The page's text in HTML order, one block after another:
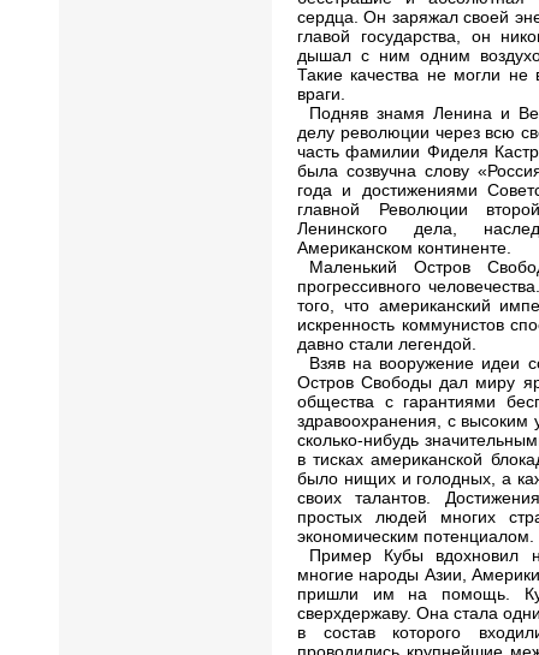
сердца. Он заряжал своей
главой государства, он
дышал с ним одним
Такие качества не могли
враги.
Подняв знамя Ленина и
делу революции через всю
часть фамилии Фиделя
была созвучна слову
года и достижениями
главной Революции
Ленинского дела,
Американском континенте.
Маленький Остров
прогрессивного
того, что американский
искренность коммунистов
давно стали легендой.
Взяв на вооружение идеи
Остров Свободы дал миру
общества с гарантиями
здравоохранения, с
сколько-нибудь
в тисках американской
было нищих и голодных, а
своих талантов.
простых людей многих
экономическим потенциалом.
Пример Кубы вдохновил
многие народы Азии,
пришли им на помощь.
сверхдержаву. Она стала
в состав которого